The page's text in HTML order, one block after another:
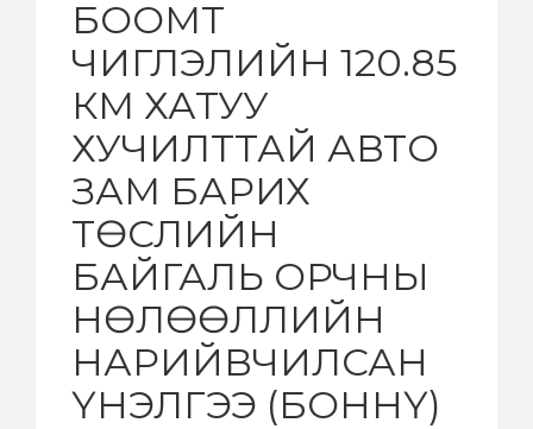
БООМТ
ЧИГЛЭЛИЙН 120.85
КМ ХАТУУ
ХУЧИЛТТАЙ АВТО
ЗАМ БАРИХ
ТӨСЛИЙН
БАЙГАЛЬ ОРЧНЫ
НӨЛӨӨЛЛИЙН
НАРИЙВЧИЛСАН
ҮНЭЛГЭЭ (БОННҮ)